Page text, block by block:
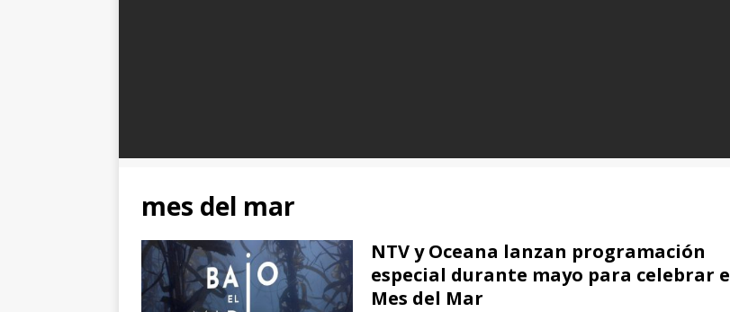
mes del mar
NTV y Oceana lanzan programación
especial durante mayo para celebrar
Mes del Mar